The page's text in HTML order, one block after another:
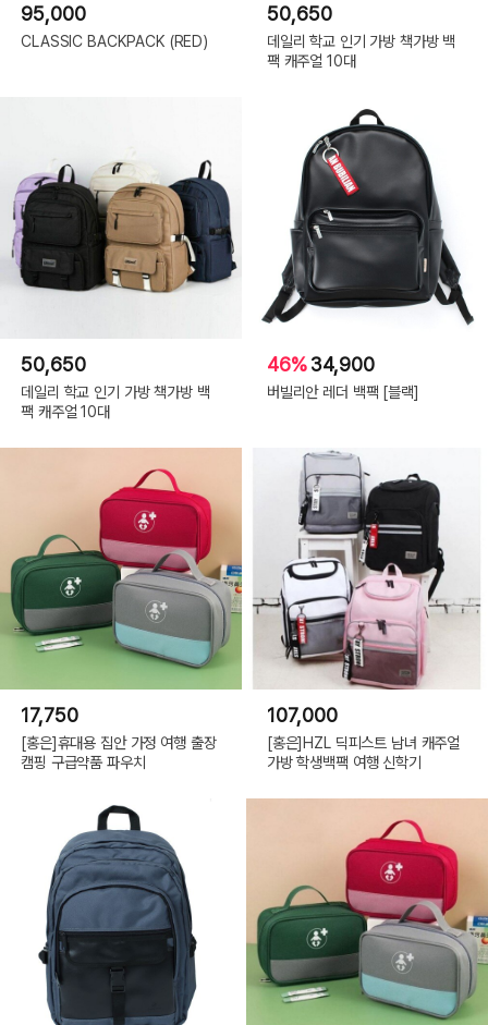
95,000
CLASSIC BACKPACK (RED)
50,650
데일리 학교 인기 가방 책가방 백
팩 캐주얼 10대
50,650
데일리 학교 인기 가방 책가방 백
팩 캐주얼 10대
46%34,900
버빌리안 레더 백팩 [블랙]
17,750
[홍은]휴대용 집안 가정 여행 출장
캠핑 구급약품 파우치
107,000
[홍은]HZL 딕피스트 남녀 캐주얼
가방 학생백팩 여행 신학기